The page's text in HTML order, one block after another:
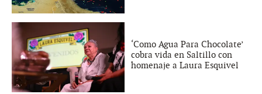
‘Como Agua Para Chocolate’
cobra vida en Saltillo con
homenaje a Laura Esquivel